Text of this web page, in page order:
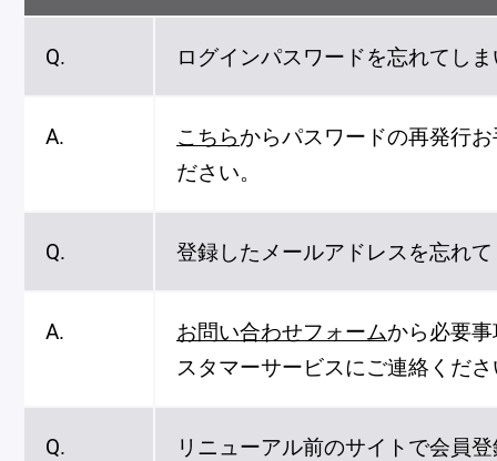
Q. ログインパスワードを忘れてし
A. こちらからパスワードの再発行
ださい。
Q. 登録したメールアドレスを忘れ
A. お問い合わせフォームから必要
スタマーサービスにご連絡くだ
Q.
リニューアル前のサイトで会員